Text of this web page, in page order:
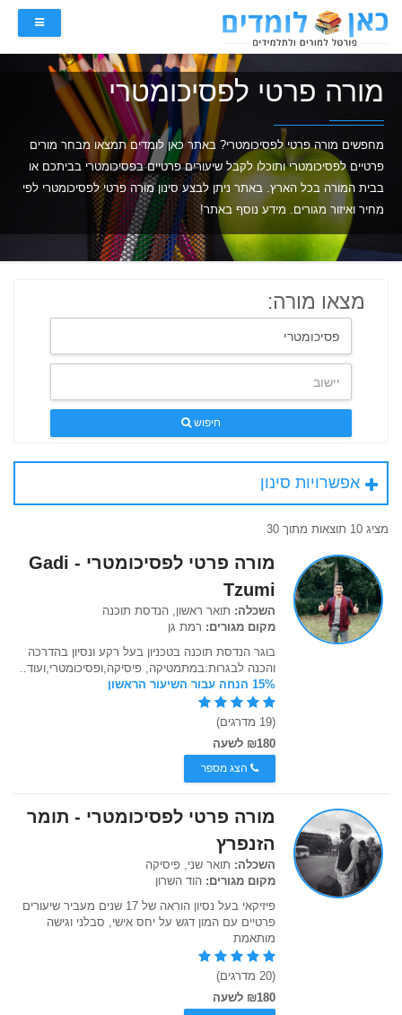
מורה פרטי לפסיכומטרי
מחפשים מורה פרטי לפסיכומטרי? באתר כאן לומדים תמצאו מבחר מורים
פרטיים לפסיכומטרי ותוכלו לקבל שיעורים פרטיים בפסיכומטרי בביתכם או
בבית המורה בכל הארץ. באתר ניתן לבצע סינון מורה פרטי לפסיכומטרי לפי
מחיר ואיזור מגורים. מידע נוסף באתר!
מצאו מורה:
חיפוש
אפשרויות סינון
מציג 10 תוצאות מתוך 30
מורה פרטי לפסיכומטרי - Gadi
Tzumi
השכלה: תואר ראשון, הנדסת תוכנה
מקום מגורים: רמת גן
בוגר הנדסת תוכנה בטכניון בעל רקע ונסיון בהדרכה
והכנה לבגרות:במתמטיקה, פיסיקה,ופסיכומטרי,ועוד..
15% הנחה עבור השיעור הראשון
(19 מדרגים)
₪180 לשעה
הצג מספר
מורה פרטי לפסיכומטרי - תומר
הזנפרץ
השכלה: תואר שני, פיסיקה
מקום מגורים: הוד השרון
פיזיקאי בעל נסיון הוראה של 17 שנים מעביר שיעורים
פרטיים עם המון דגש על יחס אישי, סבלני וגישה
מותאמת
(20 מדרגים)
₪180 לשעה